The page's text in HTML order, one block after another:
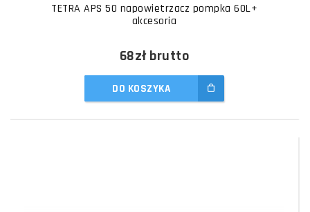
TETRA APS 50 napowietrzacz pompka 60L+
akcesoria
68złbrutto
DO KOSZYKA